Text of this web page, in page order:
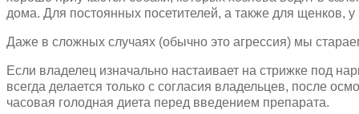
дома. Для постоянных посетителей, а также для щенков,
Даже в сложных случаях (обычно это агрессия) мы
Если владелец изначально настаивает на стрижке под
всегда делается только с согласия владельцев, после
часовая голодная диета перед введением препарата.